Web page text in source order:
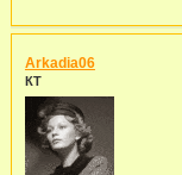
Arkadia06
КТ